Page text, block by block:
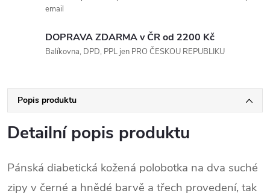
email
DOPRAVA ZDARMA v ČR od 2200 Kč
Balíkovna, DPD, PPL jen PRO ČESKOU REPUBLIKU
Popis produktu
Detailní popis produktu
Pánská diabetická kožená polobotka na dva suché
zipy v černé a hnědé barvě a třech provedení, tak